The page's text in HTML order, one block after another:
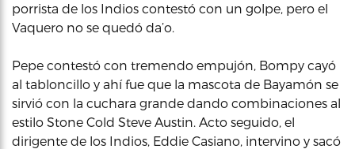
porrista de los Indios contestó con un golpe, pero el
Vaquero no se quedó da’o.
Pepe contestó con tremendo empujón, Bompy cayó
al tabloncillo y ahí fue que la mascota de Bayamón se
sirvió con la cuchara grande dando combinaciones al
estilo Stone Cold Steve Austin. Acto seguido, el
dirigente de los Indios, Eddie Casiano, intervino y sacó